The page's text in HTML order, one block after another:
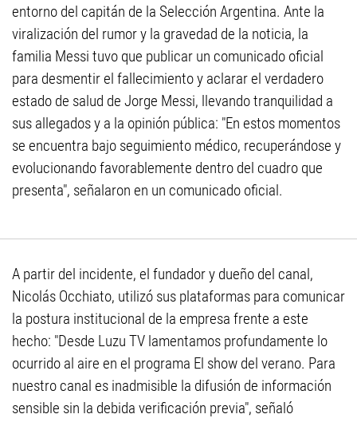
entorno del capitán de la Selección Argentina. Ante la
viralización del rumor y la gravedad de la noticia, la
familia Messi tuvo que publicar un comunicado oficial
para desmentir el fallecimiento y aclarar el verdadero
estado de salud de Jorge Messi, llevando tranquilidad a
sus allegados y a la opinión pública: "En estos momentos
se encuentra bajo seguimiento médico, recuperándose y
evolucionando favorablemente dentro del cuadro que
presenta", señalaron en un comunicado oficial.
A partir del incidente, el fundador y dueño del canal,
Nicolás Occhiato, utilizó sus plataformas para comunicar
la postura institucional de la empresa frente a este
hecho: "Desde Luzu TV lamentamos profundamente lo
ocurrido al aire en el programa El show del verano. Para
nuestro canal es inadmisible la difusión de información
sensible sin la debida verificación previa", señaló